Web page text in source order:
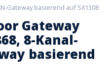
Gateway basierend auf SX1308
Gateway
8-Kanal-
basierend